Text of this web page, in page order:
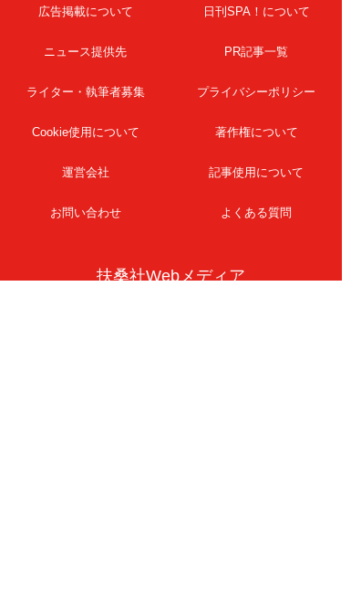
広告掲載について 日刊SPA！について
ニュース提供先 PR記事一覧
ライター・執筆者募集 プライバシーポリシー
Cookie使用について 著作権について
運営会社 記事使用について
お問い合わせ よくある質問
扶桑社Webメディア